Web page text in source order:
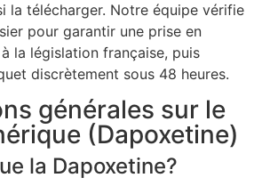
la télécharger. Notre équipe vérifie
pour garantir une prise en
la législation française, puis
discrètement sous 48 heures.
générales sur le
(Dapoxetine)
la Dapoxetine?